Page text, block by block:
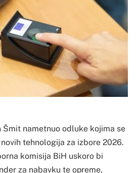
Šmit nametnuo odluke kojima se
tehnologija za izbore 2026.
komisija BiH uskoro bi
za nabavku te opreme,